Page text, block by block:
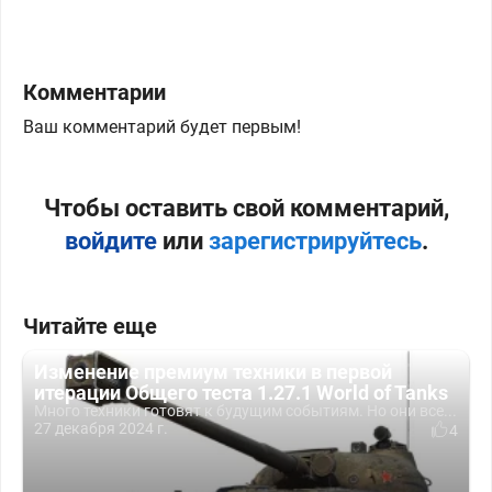
Комментарии
Ваш комментарий будет первым!
Чтобы оставить свой комментарий,
войдитеили зарегистрируйтесь.
Читайте еще
Изменение премиум техники в первой
итерации Общего теста 1.27.1 World of Tanks
Много техники готовят к будущим событиям. Но они все...
27 декабря 2024 г.
4